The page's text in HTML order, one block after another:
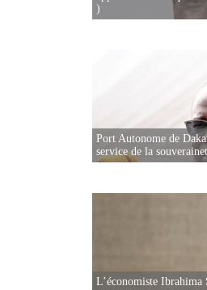
)
Port Autonome de
service de la
L’économiste